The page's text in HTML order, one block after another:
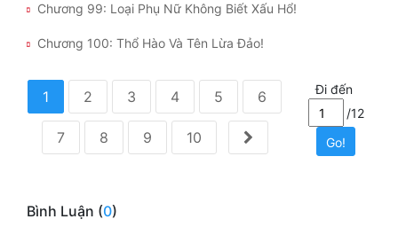
Chương 99: Loại Phụ Nữ Không Biết Xấu Hổ!
Chương 100: Thổ Hào Và Tên Lừa Đảo!
1 2 3 4 5 6
7 8 9 10
Đi đến
/12
Go!
Bình Luận (0)